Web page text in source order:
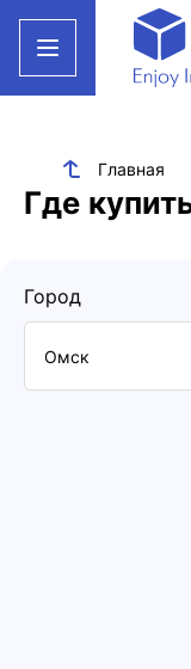
Главная
Где
Город
Омск